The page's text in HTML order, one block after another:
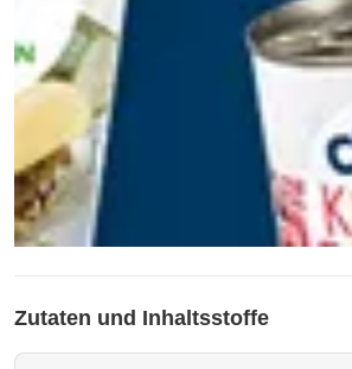
Zutaten und Inhaltsstoffe